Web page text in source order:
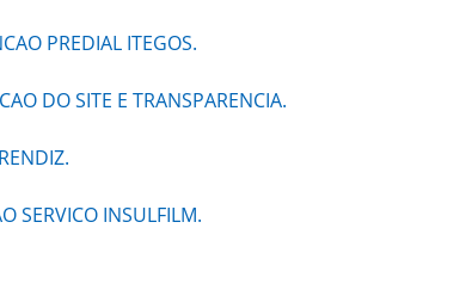
PREDIAL ITEGOS.
DO SITE E TRANSPARENCIA.
SERVICO INSULFILM.